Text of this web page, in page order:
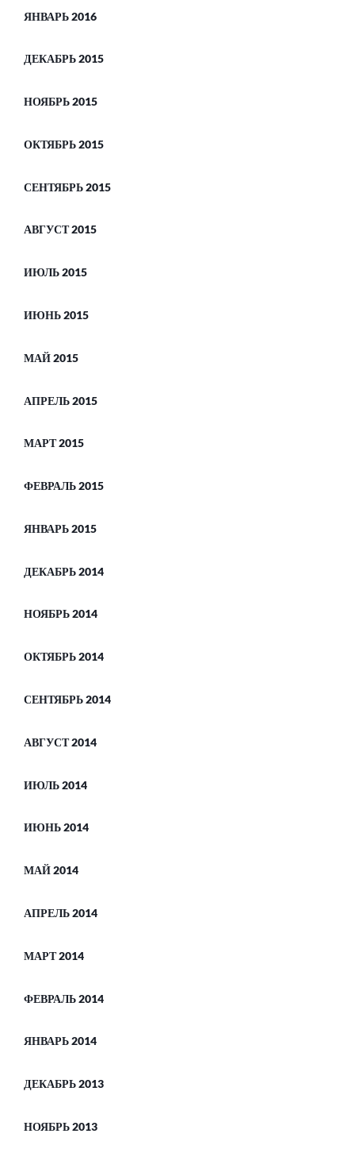
ЯНВАРЬ 2016
ДЕКАБРЬ 2015
НОЯБРЬ 2015
ОКТЯБРЬ 2015
СЕНТЯБРЬ 2015
АВГУСТ 2015
ИЮЛЬ 2015
ИЮНЬ 2015
МАЙ 2015
АПРЕЛЬ 2015
МАРТ 2015
ФЕВРАЛЬ 2015
ЯНВАРЬ 2015
ДЕКАБРЬ 2014
НОЯБРЬ 2014
ОКТЯБРЬ 2014
СЕНТЯБРЬ 2014
АВГУСТ 2014
ИЮЛЬ 2014
ИЮНЬ 2014
МАЙ 2014
АПРЕЛЬ 2014
МАРТ 2014
ФЕВРАЛЬ 2014
ЯНВАРЬ 2014
ДЕКАБРЬ 2013
НОЯБРЬ 2013